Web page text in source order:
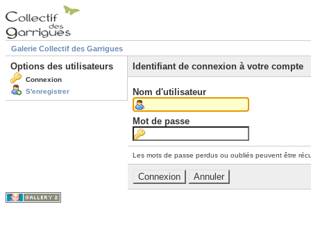
Galerie Collectif des Garrigues
Options des utilisateurs
Connexion
S'enregistrer
Identifiant de connexion à votre compte
Nom d'utilisateur
Mot de passe
Les mots de passe perdus ou oubliés peuvent être